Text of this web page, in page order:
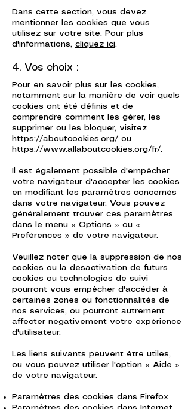
Dans cette section, vous devez
mentionner les cookies que vous
utilisez sur votre site. Pour plus
d'informations, cliquez ici.
4. Vos choix :
Pour en savoir plus sur les cookies,
notamment sur la manière de voir quels
cookies ont été définis et de
comprendre comment les gérer, les
supprimer ou les bloquer, visitez
https://aboutcookies.org/ ou
https://www.allaboutcookies.org/fr/.
Il est également possible d'empêcher
votre navigateur d'accepter les cookies
en modifiant les paramètres concernés
dans votre navigateur. Vous pouvez
généralement trouver ces paramètres
dans le menu « Options » ou «
Préférences » de votre navigateur.
Veuillez noter que la suppression de nos
cookies ou la désactivation de futurs
cookies ou technologies de suivi
pourront vous empêcher d'accéder à
certaines zones ou fonctionnalités de
nos services, ou pourront autrement
affecter négativement votre expérience
d'utilisateur.
Les liens suivants peuvent être utiles,
ou vous pouvez utiliser l'option « Aide »
de votre navigateur.
Paramètres des cookies dans Firefox